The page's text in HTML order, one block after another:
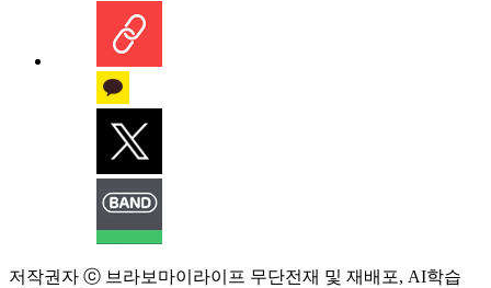
저작권자 ⓒ 브라보마이라이프 무단전재 및 재배포, AI학습